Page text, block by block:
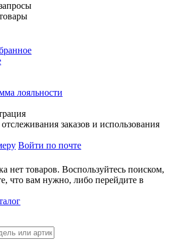
лояльности
отслеживания заказов и использования
Войти по почте
нет товаров. Воспользуйтесь поиском,
что вам нужно, либо перейдите в